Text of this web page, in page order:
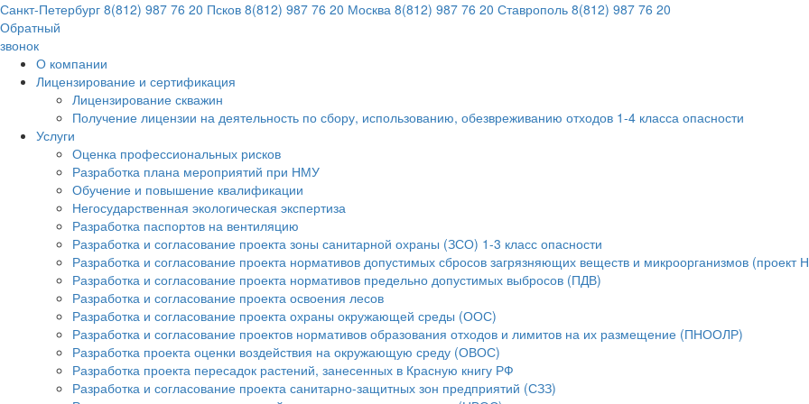
Санкт-Петербург 8(812) 987 76 20 Псков 8(812) 987 76 20 Москва 8(812) 987 76 20 Ставрополь 8(812) 987 76 20
Обратный
звонок
О компании
Лицензирование и сертификация
Лицензирование скважин
Получение лицензии на деятельность по сбору, использованию, обезвреживанию отходов 1-4 класса опасности
Услуги
Оценка профессиональных рисков
Разработка плана мероприятий при НМУ
Обучение и повышение квалификации
Негосударственная экологическая экспертиза
Разработка паспортов на вентиляцию
Разработка и согласование проекта зоны санитарной охраны (ЗСО) 1-3 класс опасности
Разработка и согласование проекта нормативов допустимых сбросов загрязняющих веществ и микроорганизмов (проект
Разработка и согласование проекта нормативов предельно допустимых выбросов (ПДВ)
Разработка и согласование проекта освоения лесов
Разработка и согласование проекта охраны окружающей среды (ООС)
Разработка и согласование проектов нормативов образования отходов и лимитов на их размещение (ПНООЛР)
Разработка проекта оценки воздействия на окружающую среду (ОВОС)
Разработка проекта пересадок растений, занесенных в Красную книгу РФ
Разработка и согласование проекта санитарно-защитных зон предприятий (СЗЗ)